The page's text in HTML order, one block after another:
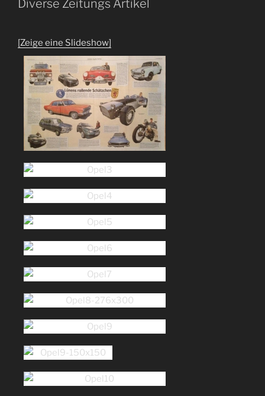
Diverse Zeitungs Artikel
[Zeige eine Slideshow]